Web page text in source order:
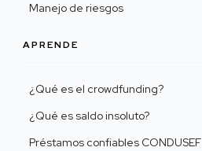
Manejo de riesgos
APRENDE
¿Qué es el crowdfunding?
¿Qué es saldo insoluto?
Préstamos confiables CONDUSEF